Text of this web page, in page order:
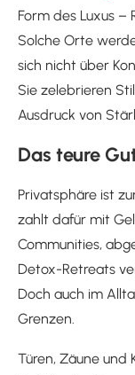
Form des Luxus –
Solche Orte
sich nicht über
Sie zelebrieren
Ausdruck von
Das teure
Privatsphäre ist
zahlt dafür mit
Communities,
Detox-Retreats
Doch auch im
Grenzen.
Türen, Zäune und